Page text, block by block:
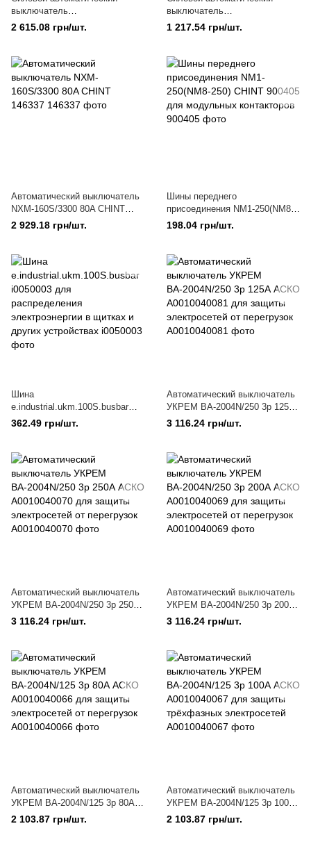
выключатель
e.industrial.ukm.100SL.100, 3р,
100 E.NEXT i0660002
2 615.08 грн/шт.
выключатель
e.industrial.ukm.60S.63, 3р, 63А
E.NEXT i0010004
1 217.54 грн/шт.
Автоматический выключатель
NXM-160S/3300 80A CHINT
146337
2 929.18 грн/шт.
Шины переднего
присоединения NM1-250(NM8-
250) CHINT 900405 для
модульных контакторов
198.04 грн/шт.
Шина
e.industrial.ukm.100S.busbar
i0050003 для распределения
электроэнергии в щитках и
362.49 грн/шт.
Автоматический выключатель
УКРЕМ ВА-2004N/250 3р 125А
АСКО A0010040081 для
защиты электросетей от
3 116.24 грн/шт.
Автоматический выключатель
УКРЕМ ВА-2004N/250 3р 250А
АСКО A0010040070 для
защиты электросетей от
3 116.24 грн/шт.
Автоматический выключатель
УКРЕМ ВА-2004N/250 3р 200А
АСКО A0010040069 для
защиты электросетей от
3 116.24 грн/шт.
Автоматический выключатель
УКРЕМ ВА-2004N/125 3р 80А
АСКО A0010040066 для
защиты электросетей от
2 103.87 грн/шт.
Автоматический выключатель
УКРЕМ ВА-2004N/125 3р 100А
АСКО A0010040067 для
защиты трёхфазных
2 103.87 грн/шт.